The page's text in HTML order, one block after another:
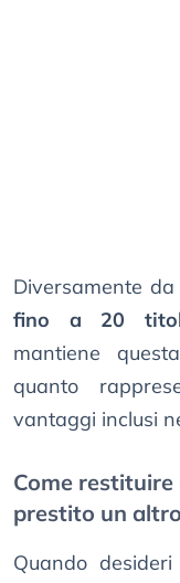
Diversamente da
fino a 20
mantiene
quanto
vantaggi inclusi
Come
prestito un altro
Quando